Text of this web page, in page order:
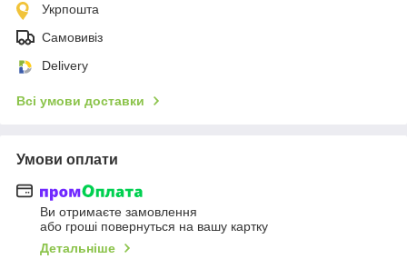
Укрпошта
Самовивіз
Delivery
Всі умови доставки
Умови оплати
Ви отримаєте замовлення
або гроші повернуться на вашу картку
Детальніше